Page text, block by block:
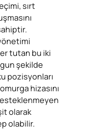
sırt
tutan bu iki
şekilde
pozisyonları
hizasını
olarak
olabilir.